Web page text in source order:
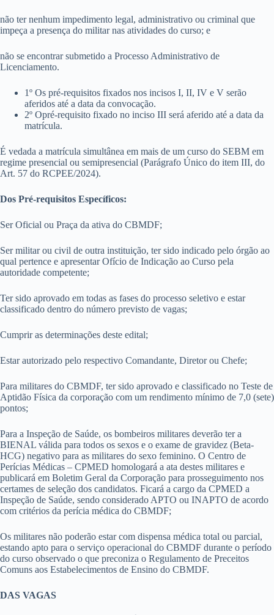
não ter nenhum impedimento legal, administrativo ou criminal que
impeça a presença do militar nas atividades do curso; e
não se encontrar submetido a Processo Administrativo de
Licenciamento.
1º Os pré-requisitos fixados nos incisos I, II, IV e V serão
aferidos até a data da convocação.
2º Opré-requisito fixado no inciso III será aferido até a data da
matrícula.
É vedada a matrícula simultânea em mais de um curso do SEBM em
regime presencial ou semipresencial (Parágrafo Único do item III, do
Art. 57 do RCPEE/2024).
Dos Pré-requisitos Específicos:
Ser Oficial ou Praça da ativa do CBMDF;
Ser militar ou civil de outra instituição, ter sido indicado pelo órgão ao
qual pertence e apresentar Ofício de Indicação ao Curso pela
autoridade competente;
Ter sido aprovado em todas as fases do processo seletivo e estar
classificado dentro do número previsto de vagas;
Cumprir as determinações deste edital;
Estar autorizado pelo respectivo Comandante, Diretor ou Chefe;
Para militares do CBMDF, ter sido aprovado e classificado no Teste de
Aptidão Física da corporação com um rendimento mínimo de 7,0 (sete)
pontos;
Para a Inspeção de Saúde, os bombeiros militares deverão ter a
BIENAL válida para todos os sexos e o exame de gravidez (Beta-
HCG) negativo para as militares do sexo feminino. O Centro de
Perícias Médicas – CPMED homologará a ata destes militares e
publicará em Boletim Geral da Corporação para prosseguimento nos
certames de seleção dos candidatos. Ficará a cargo da CPMED a
Inspeção de Saúde, sendo considerado APTO ou INAPTO de acordo
com critérios da perícia médica do CBMDF;
Os militares não poderão estar com dispensa médica total ou parcial,
estando apto para o serviço operacional do CBMDF durante o período
do curso observado o que preconiza o Regulamento de Preceitos
Comuns aos Estabelecimentos de Ensino do CBMDF.
DAS VAGAS